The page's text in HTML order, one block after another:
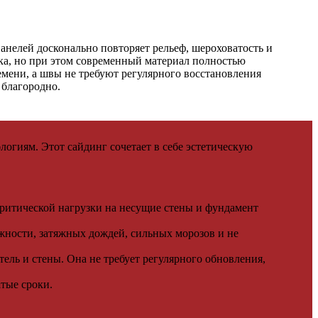
досконально повторяет рельеф, шероховатость и
но при этом современный материал полностью
а швы не требуют регулярного восстановления
Этот сайдинг сочетает в себе эстетическую
нагрузки на несущие стены и фундамент
затяжных дождей, сильных морозов и не
и стены. Она не требует регулярного обновления,
сроки.